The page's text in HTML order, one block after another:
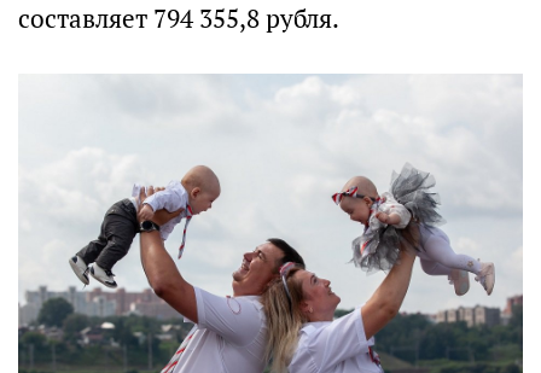
составляет 794 355,8 рубля.